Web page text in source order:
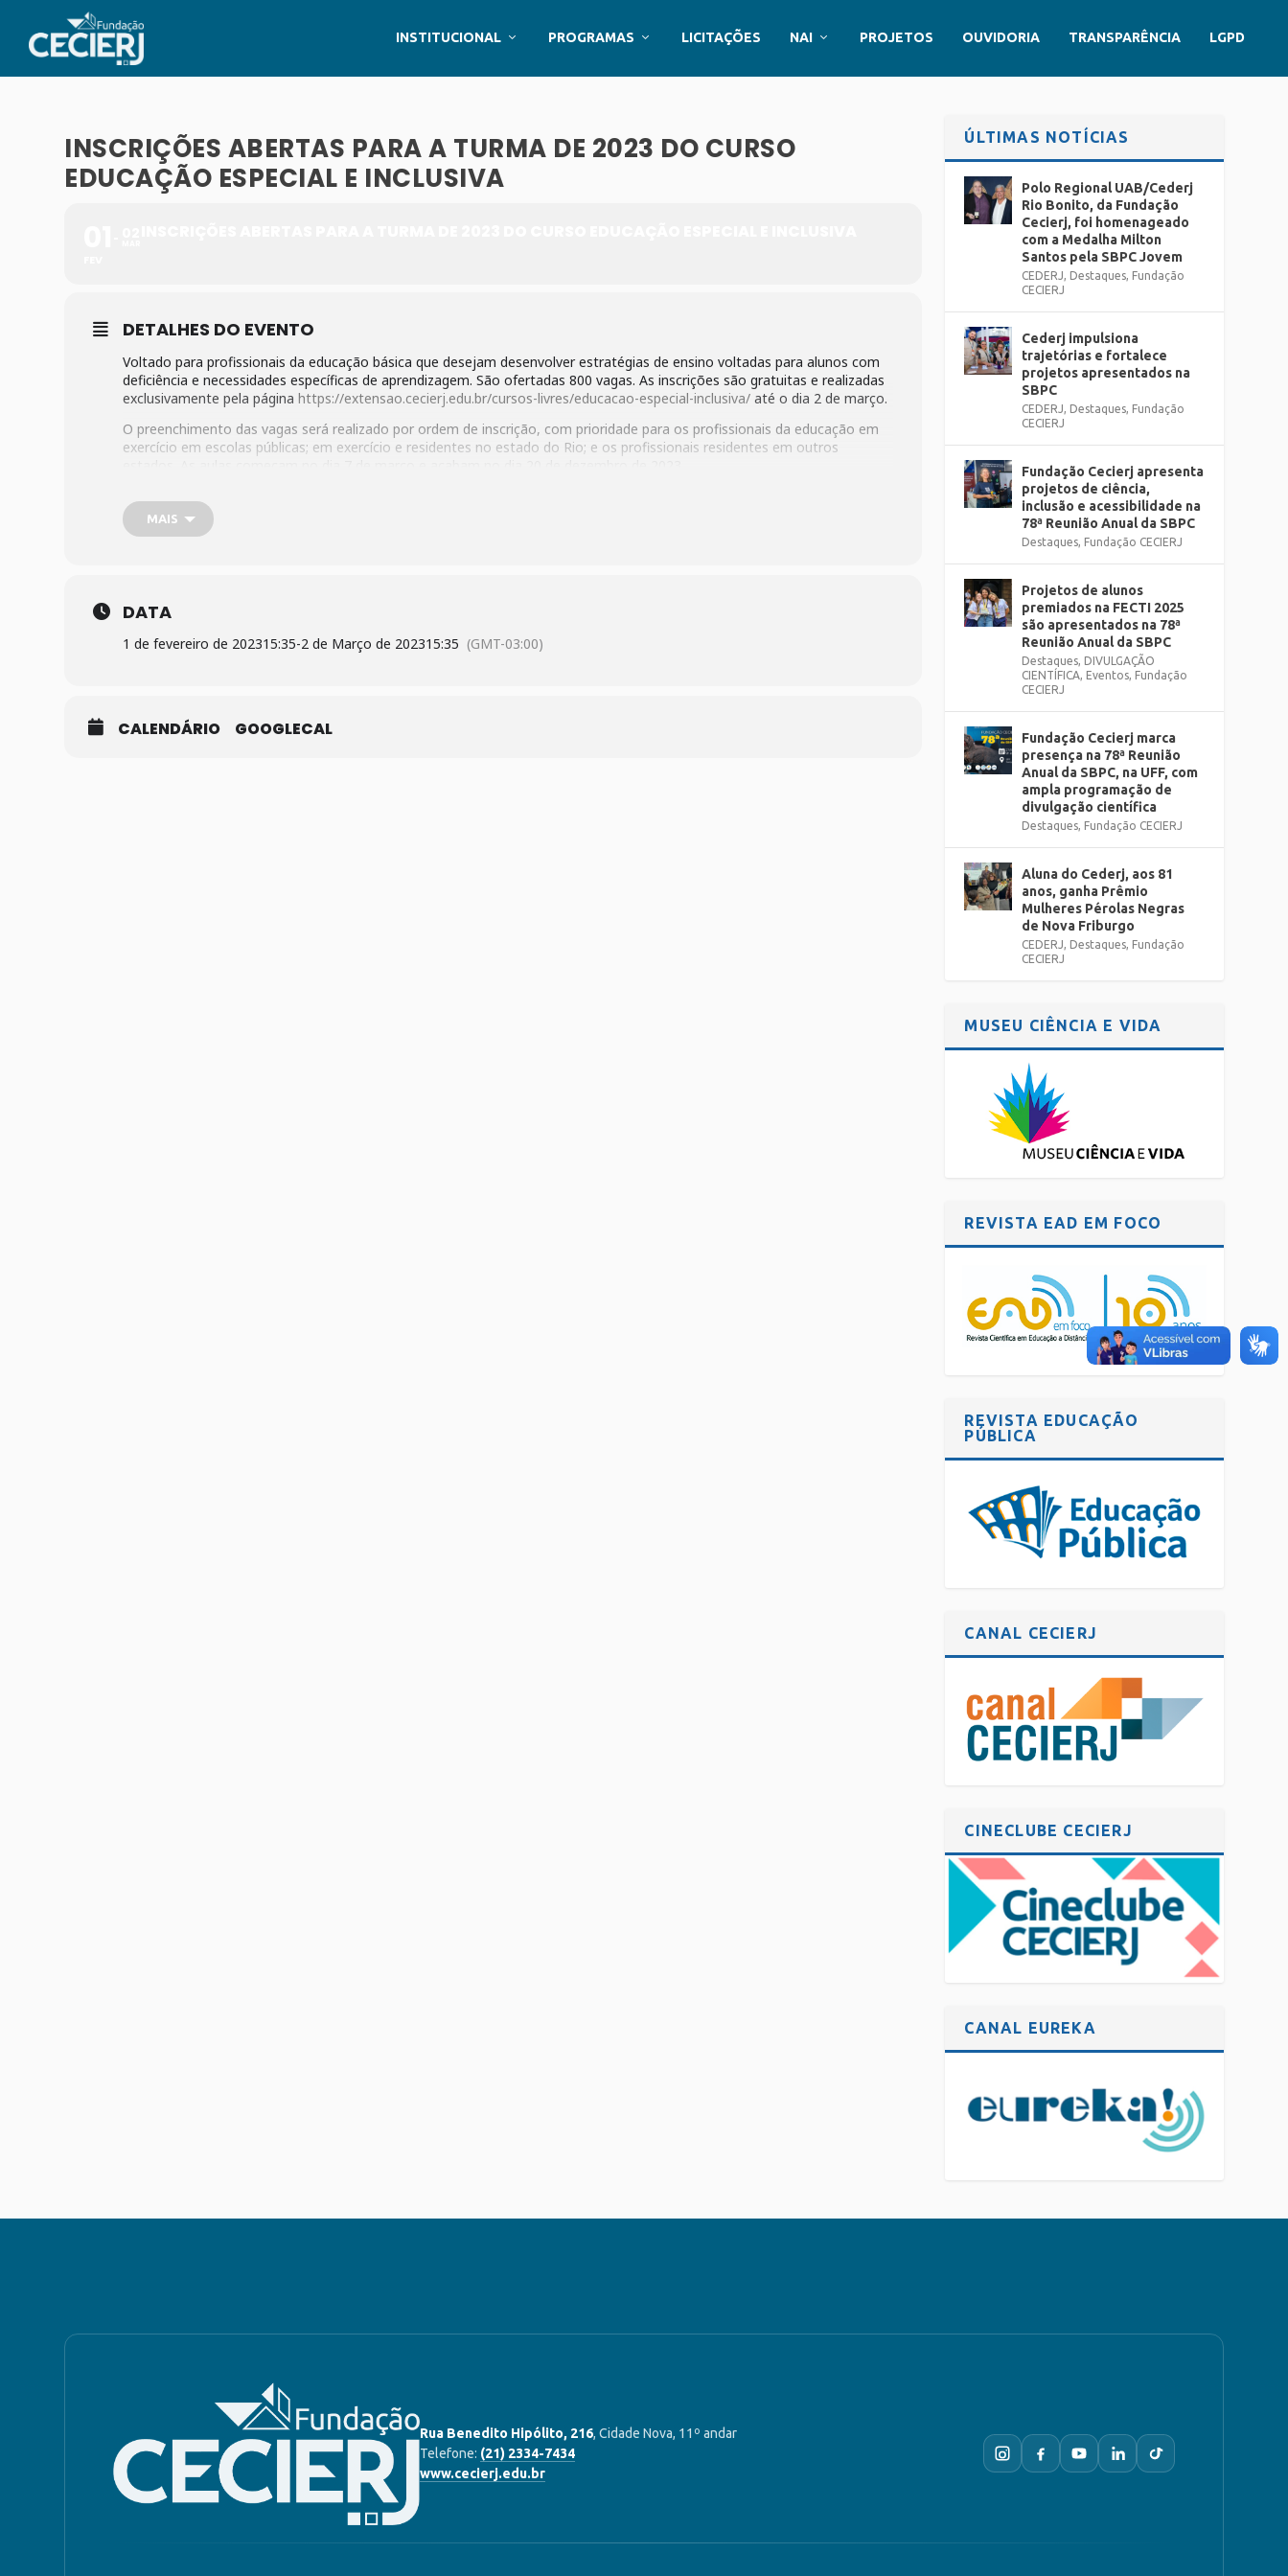
INSTITUCIONAL PROGRAMAS LICITAÇÕES NAI PROJETOS OUVIDORIA TRANSPARÊNCIA LGPD
INSCRIÇÕES ABERTAS PARA A TURMA DE 2023 DO CURSO
EDUCAÇÃO ESPECIAL E INCLUSIVA
DETALHES DO EVENTO
Voltado para profissionais da educação básica que desejam desenvolver estratégias de ensino voltadas para alunos com
deficiência e necessidades específicas de aprendizagem. São ofertadas 800 vagas. As inscrições são gratuitas e realizadas
exclusivamente pela páginahttps://extensao.cecierj.edu.br/cursos-livres/educacao-especial-inclusiva/ até o dia 2 de março.
O preenchimento das vagas será realizado por ordem de inscrição, com prioridade para os profissionais da educação em
exercício em escolas públicas; em exercício e residentes no estado do Rio; e os profissionais residentes em outros
MAIS
DATA
1 de fevereiro de 202315:35-2 de Março de 202315:35 (GMT-03:00)
CALENDÁRIO GOOGLECAL
ÚLTIMAS NOTÍCIAS
Polo Regional UAB/Cederj
Rio Bonito, da Fundação
Cecierj, foi homenageado
com a Medalha Milton
Santos pela SBPC Jovem
CEDERJ, Destaques, Fundação
CECIERJ
Cederj impulsiona
trajetórias e fortalece
projetos apresentados na
SBPC
CEDERJ, Destaques, Fundação
CECIERJ
Fundação Cecierj apresenta
projetos de ciência,
inclusão e acessibilidade na
78ª Reunião Anual da SBPC
Destaques, Fundação CECIERJ
Projetos de alunos
premiados na FECTI 2025
são apresentados na 78ª
Reunião Anual da SBPC
Destaques, DIVULGAÇÃO
CIENTÍFICA, Eventos, Fundação
CECIERJ
Fundação Cecierj marca
presença na 78ª Reunião
Anual da SBPC, na UFF, com
ampla programação de
divulgação científica
Destaques, Fundação CECIERJ
Aluna do Cederj, aos 81
anos, ganha Prêmio
Mulheres Pérolas Negras
de Nova Friburgo
CEDERJ, Destaques, Fundação
CECIERJ
MUSEU CIÊNCIA E VIDA
REVISTA EAD EM FOCO
REVISTA EDUCAÇÃO
PÚBLICA
CANAL CECIERJ
CINECLUBE CECIERJ
CANAL EUREKA
Rua Benedito Hipólito, 216, Cidade Nova, 11º andar
Telefone: (21) 2334-7434
www.cecierj.edu.br